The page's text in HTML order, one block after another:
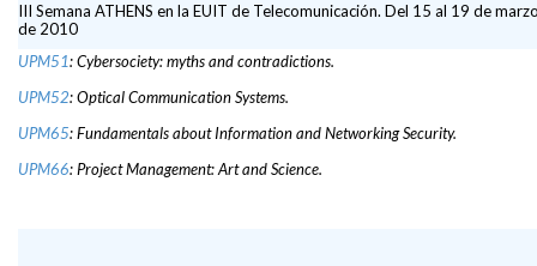
III Semana ATHENS en la EUIT de Telecomunicación. Del 15 al 19 de
de 2010
UPM51: Cybersociety: myths and contradictions.
UPM52: Optical Communication Systems.
UPM65: Fundamentals about Information and Networking Security.
UPM66: Project Management: Art and Science.